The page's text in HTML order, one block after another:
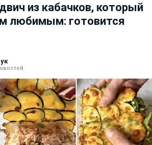
из кабачков, который
любимым: готовится